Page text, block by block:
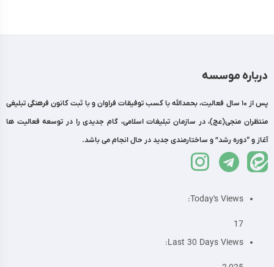
درباره موسسه
پس از 10 سال فعالیت، بحمدالله با کسب توفیقات فراوان و با ثبت کانون فرهنگی تبلیغی
منتظران منجی(عج)، در سازمان تبلیغات اسلامی، گام جدیدی را در توسعه فعالیت ها
آغاز و “دوره رشد” و ساختارمندی جدید در حال انجام می باشد.
Today's Views:
17
Last 30 Days Views: